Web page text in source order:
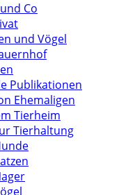
Co
und Vögel
Publikationen
Ehemaligen
Tierheim
Tierhaltung